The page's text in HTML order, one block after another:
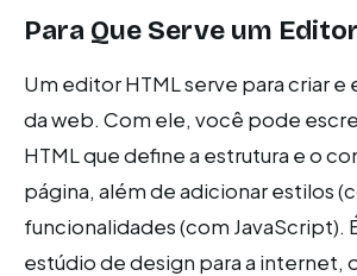
Para Que Serve um
Um editor HTML serve para criar e
da web. Com ele, você pode
HTML que define a estrutura e o
página, além de adicionar estilos
funcionalidades (com JavaScript).
estúdio de design para a internet,